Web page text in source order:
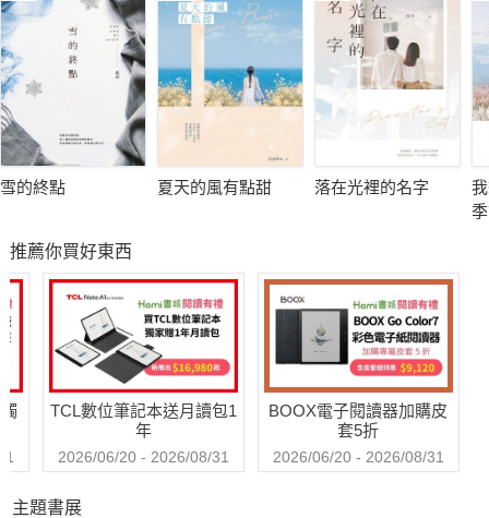
雪的終點 夏天的風有點甜 落在光裡的名字
推薦你買好東西
TCL數位筆記本送月讀包1
年
2026/06/20 - 2026/08/31
BOOX電子閱讀器加購皮
套5折
2026/06/20 - 2026/08/31
主題書展